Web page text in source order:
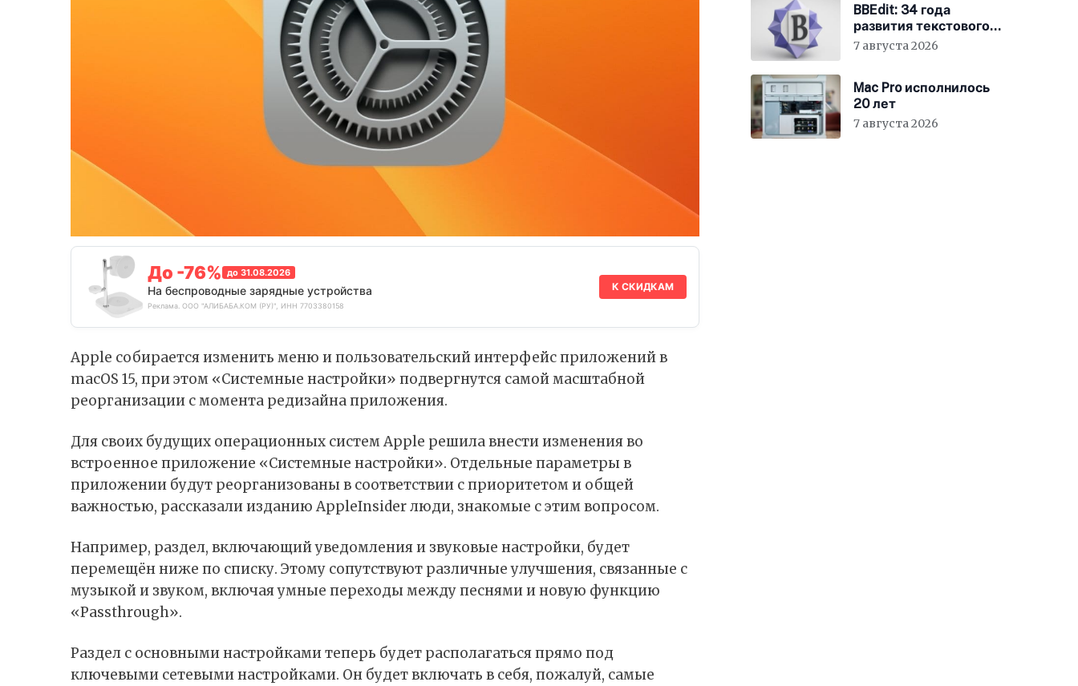
До -76% до 31.08.2026
На беспроводные зарядные устройства
Реклама. ООО "АЛИБАБА.КОМ (РУ)", ИНН 7703380158
К СКИДКАМ
Apple собирается изменить меню и пользовательский интерфейс приложений в
macOS 15, при этом «Системные настройки» подвергнутся самой масштабной
реорганизации с момента редизайна приложения.
Для своих будущих операционных систем Apple решила внести изменения во
встроенное приложение «Системные настройки». Отдельные параметры в
приложении будут реорганизованы в соответствии с приоритетом и общей
важностью, рассказалиизданию AppleInsider люди, знакомые с этим вопросом.
Например, раздел, включающий уведомления и звуковые настройки, будет
перемещён ниже по списку. Этому сопутствуют различные улучшения, связанные с
музыкой и звуком, включая умные переходы между песнями и новую функцию
«Passthrough».
Раздел с основными настройками теперь будет располагаться прямо под
ключевыми сетевыми настройками. Он будет включать в себя, пожалуй, самые
BBEdit: 34 года
развития текстового
редактора для Mac
7 августа 2026
Mac Pro исполнилось
20 лет
7 августа 2026